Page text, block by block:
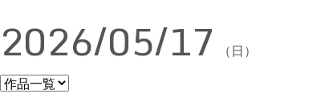
2026/05/17 （日）